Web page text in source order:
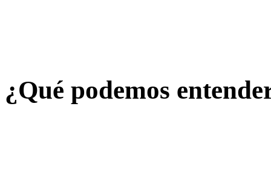
¿Qué podemos